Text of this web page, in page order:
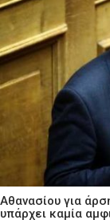
Αθανασίου για
υπάρχει καμία